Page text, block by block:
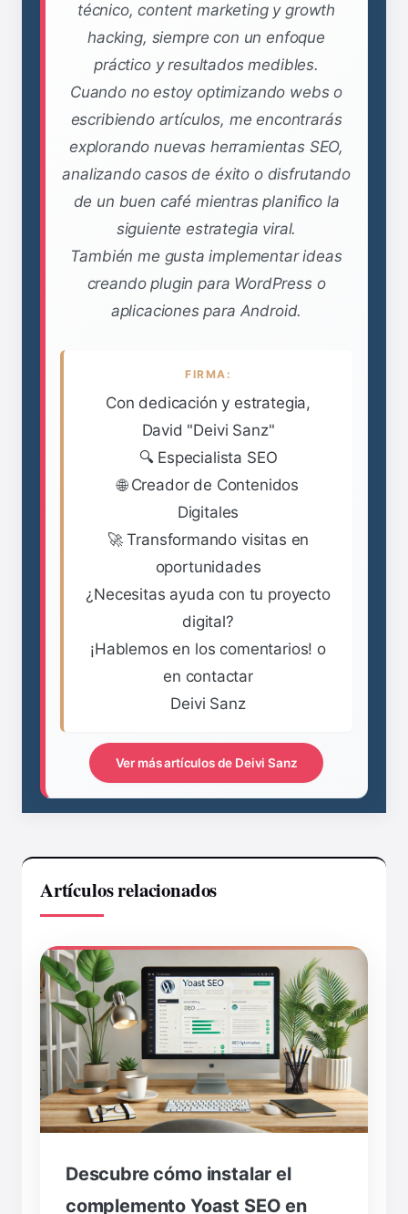
técnico, content marketing y growth
hacking, siempre con un enfoque
práctico y resultados medibles.
Cuando no estoy optimizando webs o
escribiendo artículos, me encontrarás
explorando nuevas herramientas SEO,
analizando casos de éxito o disfrutando
de un buen café mientras planifico la
siguiente estrategia viral.
También me gusta implementar ideas
creando plugin para WordPress o
aplicaciones para Android.
FIRMA:
Con dedicación y estrategia,
David "Deivi Sanz"
🔍 Especialista SEO
🌐 Creador de Contenidos
Digitales
🚀 Transformando visitas en
oportunidades
¿Necesitas ayuda con tu proyecto
digital?
¡Hablemos en los comentarios! o
en contactar
Deivi Sanz
Ver más artículos de Deivi Sanz
Artículos relacionados
Descubre cómo instalar el
complemento Yoast SEO en